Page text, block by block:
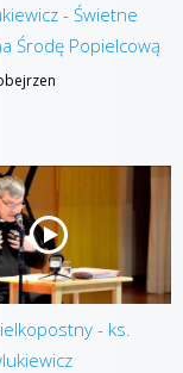
- Świetne
Środę Popielcową
- ks.